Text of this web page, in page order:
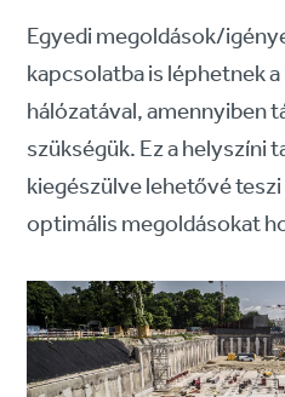
Egyedi megoldások/
kapcsolatba is léphetnek
hálózatával, amennyiben
szükségük. Ez a helyszíni
kiegészülve lehetővé
optimális megoldásokat